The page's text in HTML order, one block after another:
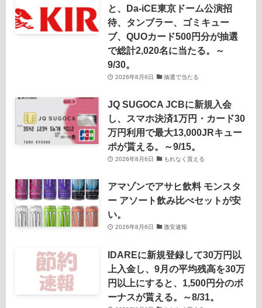
と、Da-iCE東京ドーム公演招
待、タンブラー、ゴミキュー
ブ、QUOカード500円分が抽選
で総計2,020名に当たる。～
9/30。
2026年8月6日 抽選で当たる
JQ SUGOCA JCBに新規入会
し、スマホ決済1万円・カード30
万円利用で最大13,000JRキュー
ポが貰える。～9/15。
2026年8月6日 もれなく貰える
アマゾンでアサヒ飲料 モンスタ
ー アソート飲み比べセットが安
い。
2026年8月6日 激安速報
IDAREに新規登録して30万円以
上入金し、9月の平均残高を30万
円以上にすると、1,500円分のボ
ーナスが貰える。～8/31。